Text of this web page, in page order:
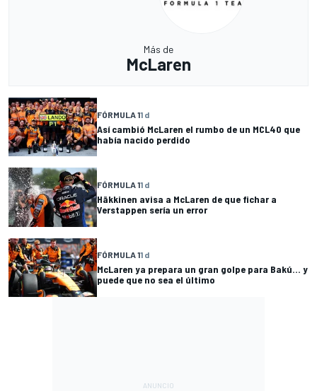
Más de
McLaren
FÓRMULA 11 d
Así cambió McLaren el rumbo de un MCL40 que
había nacido perdido
FÓRMULA 11 d
Häkkinen avisa a McLaren de que fichar a
Verstappen sería un error
FÓRMULA 11 d
McLaren ya prepara un gran golpe para Bakú... y
puede que no sea el último